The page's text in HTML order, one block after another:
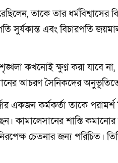
তাকে তার ধর্মবিশ্বাসের
সুর্যকান্ত এবং বিচারপতি
কখনোই ক্ষুণ্ন করা যাবে
আচরণ সৈনিকদের
কর্মকর্তা তাকে পরামর্শ
কামালেসানের শাস্তি
চেতনার জন্য পরিচিত।